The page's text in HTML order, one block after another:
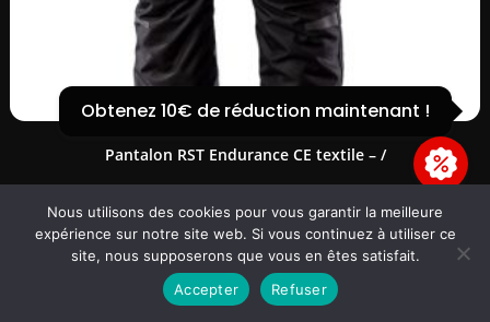
Pantalon RST Endurance CE textile – /
199,96€
Choix des options
Obtenez 10€ de réduction maintenant !
Nous utilisons des cookies pour vous garantir la meilleure
expérience sur notre site web. Si vous continuez à utiliser ce
site, nous supposerons que vous en êtes satisfait.
Accepter
Refuser